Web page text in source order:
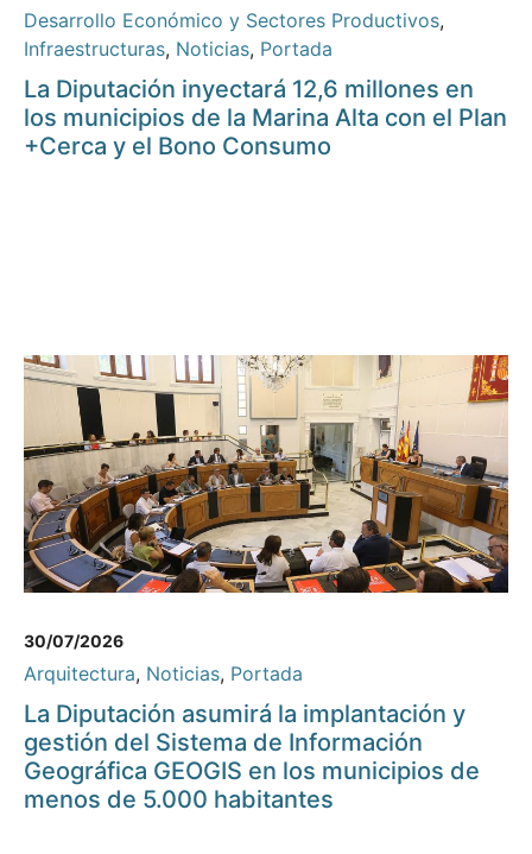
Desarrollo Económico y Sectores Productivos,
Infraestructuras, Noticias, Portada
La Diputación inyectará 12,6 millones en
los municipios de la Marina Alta con el Plan
+Cerca y el Bono Consumo
30/07/2026
Arquitectura, Noticias, Portada
La Diputación asumirá la implantación y
gestión del Sistema de Información
Geográfica GEOGIS en los municipios de
menos de 5.000 habitantes